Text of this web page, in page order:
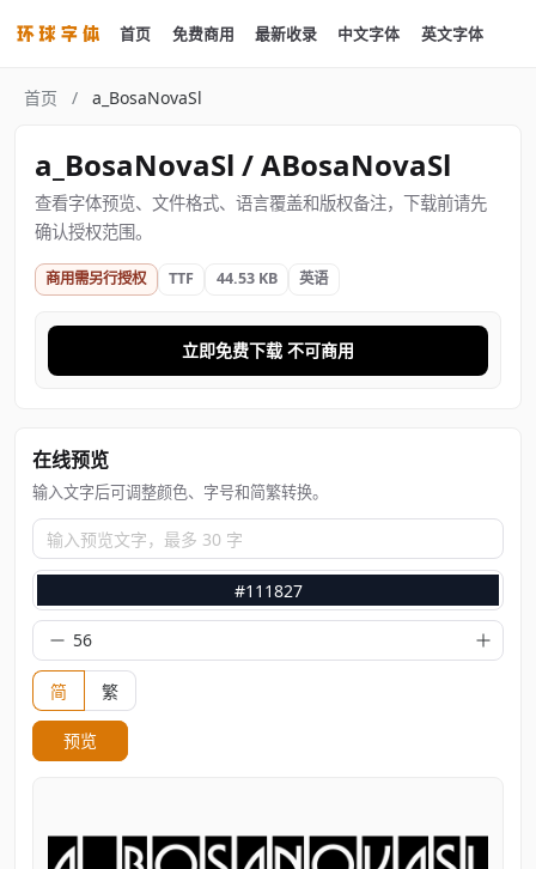
首页 免费商用 最新收录 中文字体 英文字体
首页 / a_BosaNovaSl
a_BosaNovaSl / ABosaNovaSl
查看字体预览、文件格式、语言覆盖和版权备注，下载前请先
确认授权范围。
商用需另行授权 TTF 44.53 KB 英语
立即免费下载 不可商用
在线预览
输入文字后可调整颜色、字号和简繁转换。
输入预览文字，最多 30 字
#111827
简 繁
预览